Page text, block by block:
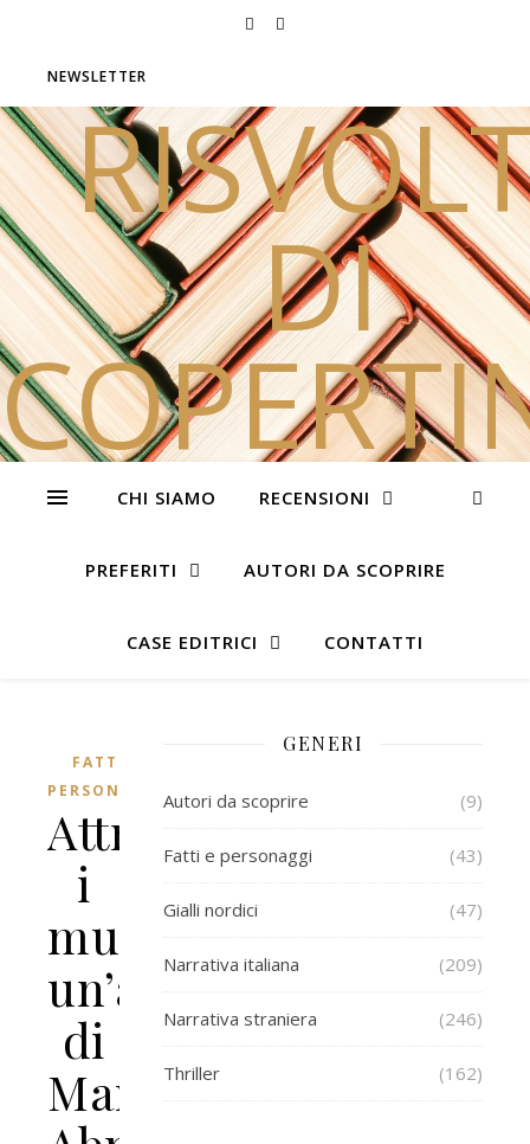
NEWSLETTER
DI
Due sorelle e tanti libri
CHI SIAMO RECENSIONI
PREFERITI AUTORI DA SCOPRIRE
CASE EDITRICI CONTATTI
FATTI E
PERSONAGGI
Attraversare
i
muri,
un’autobiografia
di
Marina
GENERI
Autori da scoprire (9)
Fatti e personaggi (43)
Gialli nordici (47)
Narrativa italiana (209)
Narrativa straniera (246)
Thriller (162)